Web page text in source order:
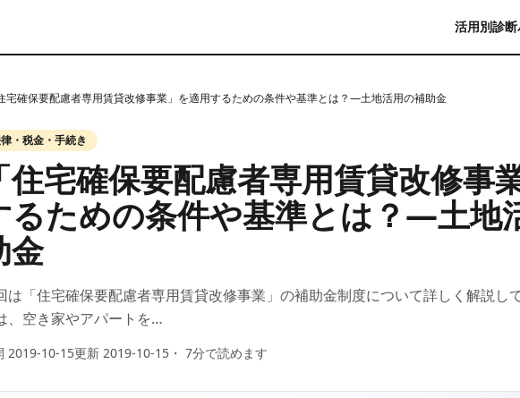
活用別診断
宅確保要配慮者専用賃貸改修事業」を適用するための条件や基準とは？—土地活用の補助金
・税金・手続き
住宅確保要配慮者専用賃貸改修事
るための条件や基準とは？—土地
金
は「住宅確保要配慮者専用賃貸改修事業」の補助金制度について詳しく解説し
、空き家やアパートを…
2019-10-15更新 2019-10-15 ・ 7分で読めます